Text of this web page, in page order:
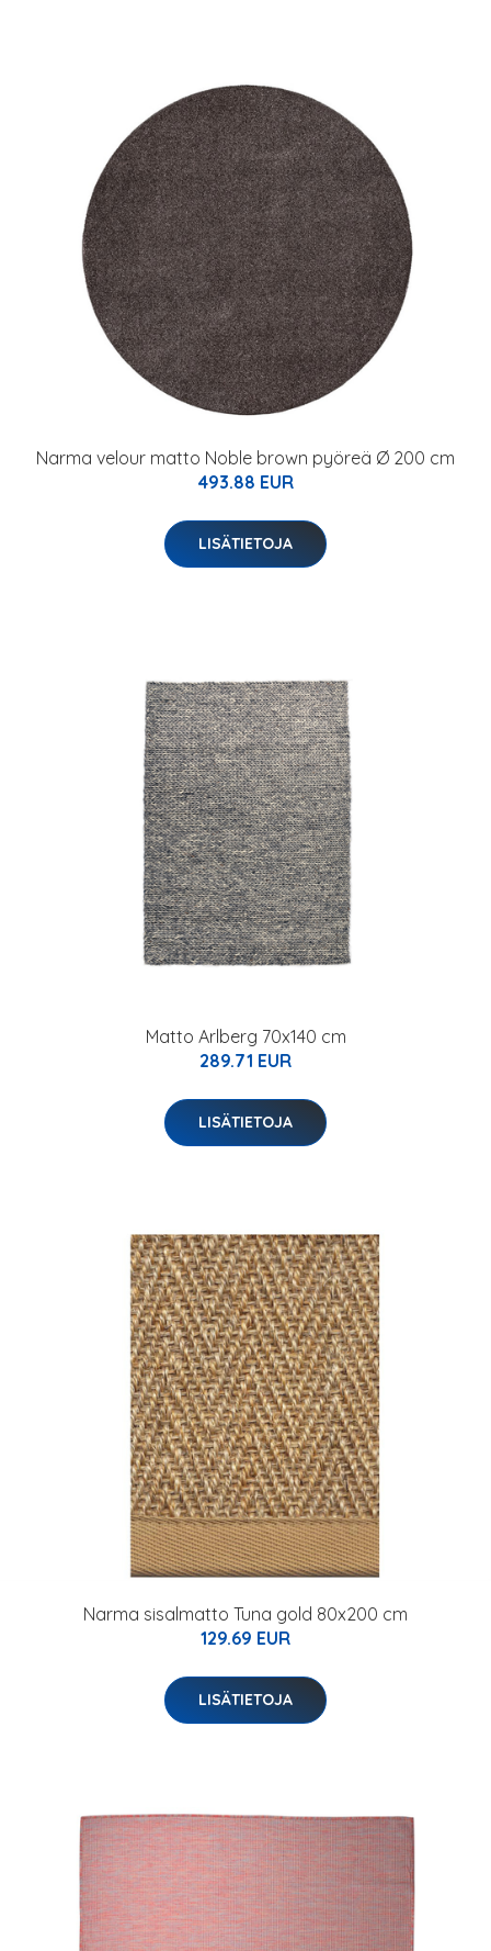
Narma velour matto Noble brown pyöreä Ø 200 cm
493.88 EUR
LISÄTIETOJA
Matto Arlberg 70x140 cm
289.71 EUR
LISÄTIETOJA
Narma sisalmatto Tuna gold 80x200 cm
129.69 EUR
LISÄTIETOJA